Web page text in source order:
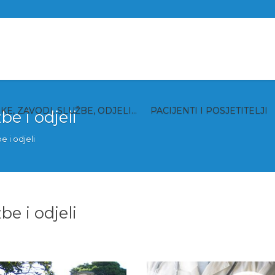
ZAVODI, SLUŽBE, ODJELI… PACIJENTI I POSJETITELJI
i odjeli
i odjeli
i odjeli